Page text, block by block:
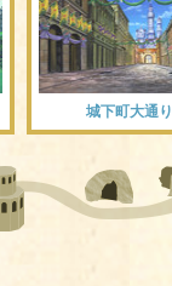
城下町大通り